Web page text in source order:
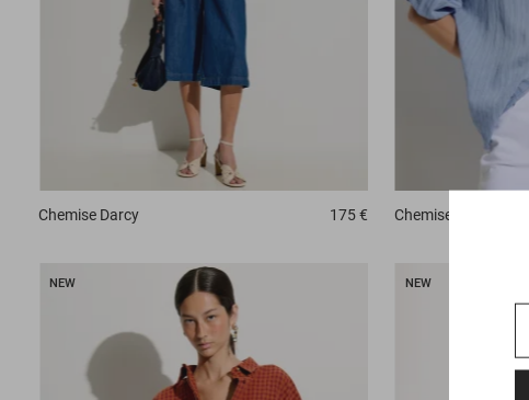
Chemise Darcy 175 € Chemise
NEW NEW